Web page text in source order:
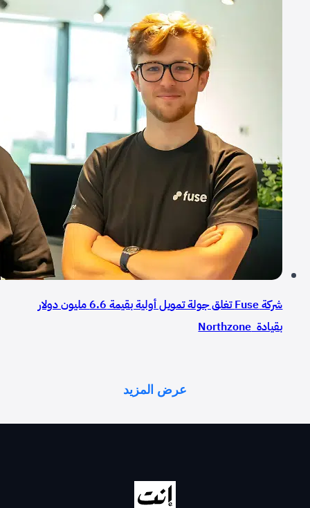
شركة Fuse تغلق جولة تمويل أولية بقيمة 6.6 مليون دولار
بقيادة Northzone
عرض المزيد